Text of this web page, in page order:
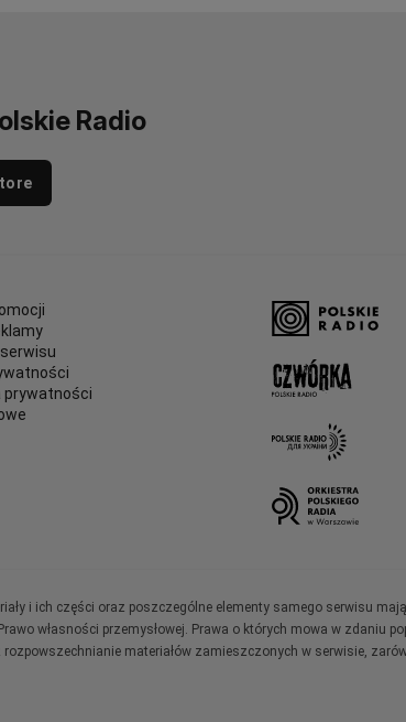
Radio
prywatności
i ich części oraz poszczególne elementy samego serwisu
własności przemysłowej. Prawa o których mowa w zdaniu
materiałów zamieszczonych w serwisie,